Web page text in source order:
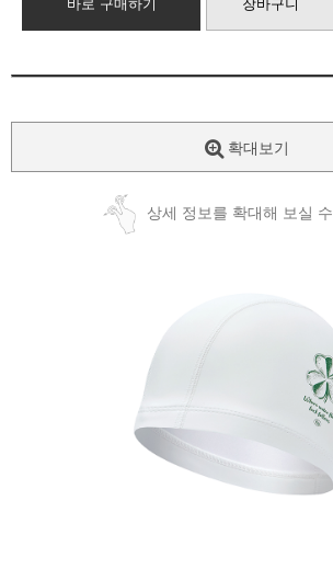
바로 구매하기 장바구니
확대보기
상세 정보를 확대해 보실